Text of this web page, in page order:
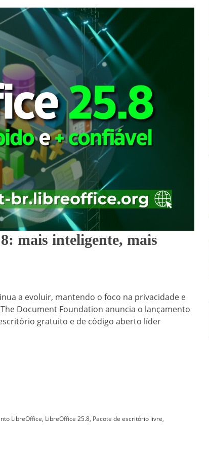
mais inteligente, mais
a evoluir, mantendo o foco na privacidade e
Document Foundation anuncia o lançamento
gratuito e de código aberto líder
LibreOffice, LibreOffice 25.8, Pacote de escritório livre,